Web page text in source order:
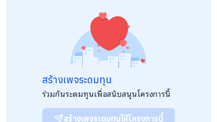
สร้างเพจระดมทุน
ร่วมกันระดมทุนเพื่อสนับสนุนโครงการนี้
สร้างเพจระดมทุนให้โครงการนี้